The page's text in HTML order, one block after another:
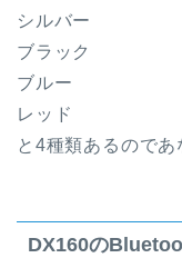
シルバー
ブラック
ブルー
レッド
と4種類あるのであ
DX160の